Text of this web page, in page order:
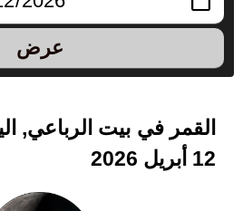
عرض
القمر في بيت الرباعي,
12 أبريل 2026